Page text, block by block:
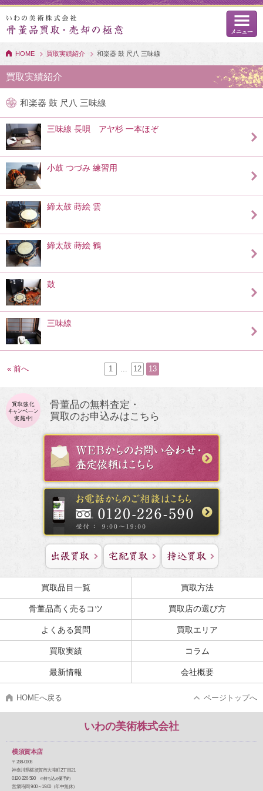
HOME 買取実績紹介 和楽器 鼓 尺八 三味線
買取実績紹介
和楽器 鼓 尺八 三味線
三味線 長唄 アヤ杉 一本ほぞ
小鼓 つづみ 練習用
締太鼓 蒔絵 雲
締太鼓 蒔絵 鶴
鼓
三味線
« 前へ 1 ... 12 13
骨董品の無料査定・
買取のお申込みはこちら
買取品目一覧 買取方法
骨董品高く売るコツ 買取店の選び方
よくある質問 買取エリア
買取実績 コラム
最新情報 会社概要
HOMEへ戻る ページトップへ
いわの美術株式会社
横須賀本店
〒238-0008
神奈川県横須賀市大滝町2丁目21
0120-226-590
※持ち込み要予約
営業時間 9:00～19:00（年中無休）